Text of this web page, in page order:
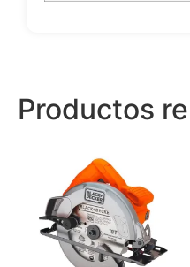
Productos